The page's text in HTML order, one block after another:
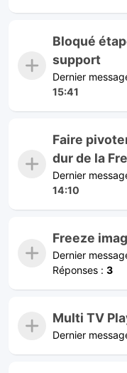
Bloqué
support
Dernier
15:41
Faire
dur de la
Dernier
14:10
Freeze
Dernier
Réponses : 3
Multi TV
Dernier